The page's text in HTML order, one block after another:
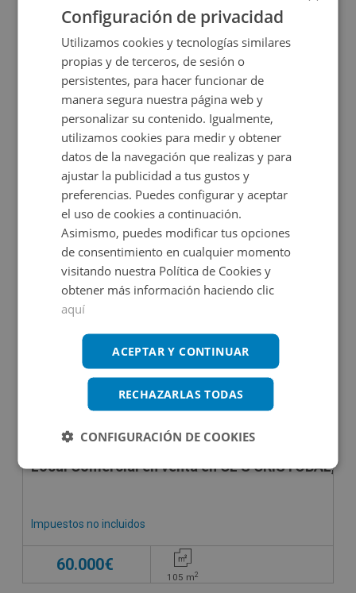
Local Comercial en venta en PS SAN GREGORIO ,
Impuestos no incluidos
60.000€
47m2
CONDICIONES ESPECIALES
Local Comercial en venta en CL S CRISTOBAL, 6
Impuestos no incluidos
60.000€
105 m2
Configuración de privacidad
Utilizamos cookies y tecnologías similares
propias y de terceros, de sesión o
persistentes, para hacer funcionar de
manera segura nuestra página web y
personalizar su contenido. Igualmente,
utilizamos cookies para medir y obtener
datos de la navegación que realizas y para
ajustar la publicidad a tus gustos y
preferencias. Puedes configurar y aceptar
el uso de cookies a continuación.
Asimismo, puedes modificar tus opciones
de consentimiento en cualquier momento
visitando nuestra Política de Cookies y
obtener más información haciendo clic
aquí
ACEPTAR Y CONTINUAR
RECHAZARLAS TODAS
CONFIGURACIÓN DE COOKIES